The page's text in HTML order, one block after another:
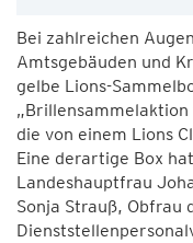
Bei zahlreichen
Amtsgebäuden und
gelbe Lions-
die von einem Lions
Eine derartige Box
Landeshauptfrau
Sonja Strauß, Obfrau